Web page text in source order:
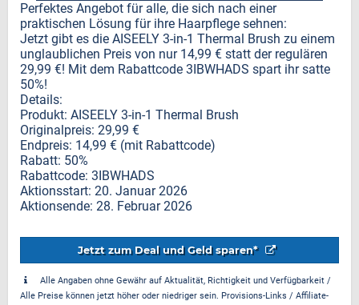
Perfektes Angebot für alle, die sich nach einer
praktischen Lösung für ihre Haarpflege sehnen:
Jetzt gibt es die AISEELY 3-in-1 Thermal Brush zu einem
unglaublichen Preis von nur 14,99 € statt der regulären
29,99 €! Mit dem Rabattcode 3IBWHADS spart ihr satte
50%!
Details:
Produkt: AISEELY 3-in-1 Thermal Brush
Originalpreis: 29,99 €
Endpreis: 14,99 € (mit Rabattcode)
Rabatt: 50%
Rabattcode: 3IBWHADS
Aktionsstart: 20. Januar 2026
Aktionsende: 28. Februar 2026
Jetzt zum Deal und Geld sparen*
Alle Angaben ohne Gewähr auf Aktualität, Richtigkeit und Verfügbarkeit /
Alle Preise können jetzt höher oder niedriger sein. Provisions-Links / Affiliate-